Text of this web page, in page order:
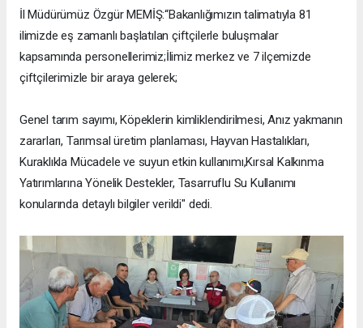
İl Müdürümüz Özgür MEMİŞ:“Bakanlığımızın talimatıyla 81
ilimizde eş zamanlı başlatılan çiftçilerle buluşmalar
kapsamında personellerimiz;İlimiz merkez ve 7 ilçemizde
çiftçilerimizle bir araya gelerek;
Genel tarım sayımı, Köpeklerin kimliklendirilmesi, Anız yakmanın
zararları, Tarımsal üretim planlaması, Hayvan Hastalıkları,
Kuraklıkla Mücadele ve suyun etkin kullanımı,Kırsal Kalkınma
Yatırımlarına Yönelik Destekler, Tasarruflu Su Kullanımı
konularında detaylı bilgiler verildi" dedi.